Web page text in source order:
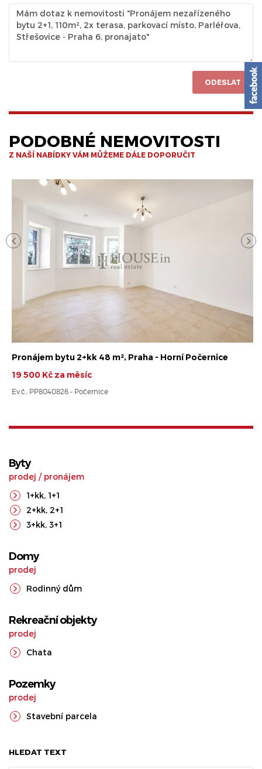
ODESLAT
PODOBNÉ NEMOVITOSTI
Z NAŠÍ NABÍDKY VÁM MŮŽEME DÁLE DOPORUČIT
Pronájem bytu 2+kk 48 m², Praha - Horní Počernice
19 500 Kč za měsíc
Ev.č.: PP8040826 - Počernice
Byty
prodej / pronájem
1+kk, 1+1
2+kk, 2+1
3+kk, 3+1
Domy
prodej
Rodinný dům
Rekreační objekty
prodej
Chata
Pozemky
prodej
Stavební parcela
HLEDAT TEXT